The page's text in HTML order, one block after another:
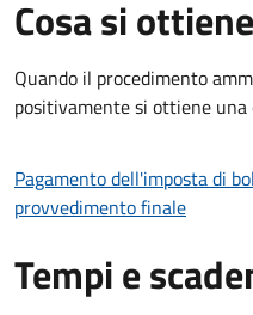
Cosa si ottiene
Quando il procedimento
positivamente si ottiene una
Pagamento dell'imposta di
provvedimento finale
Tempi e